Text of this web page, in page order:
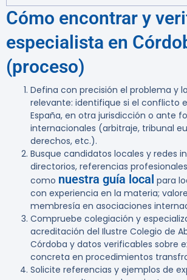
Cómo encontrar y
especialista en
(proceso)
Defina con precisión el problema y
relevante: identifique si el conflicto
España, en otra jurisdicción o ante
internacionales (arbitraje, tribunal
derechos, etc.).
Busque candidatos locales y redes
directorios, referencias
como nuestra guía local para
con experiencia en la materia;
membresía en asociaciones
Compruebe colegiación y
acreditación del Ilustre Colegio de
Córdoba y datos verificables sobre
concreta en procedimientos
Solicite referencias y ejemplos de